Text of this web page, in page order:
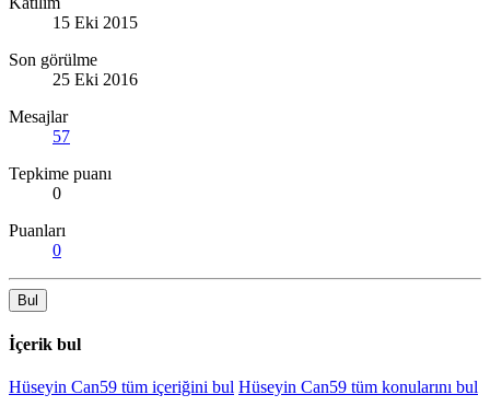
15 Eki 2015
Son görülme
25 Eki 2016
Mesajlar
57
Tepkime puanı
0
Puanları
0
Bul
İçerik bul
Hüseyin Can59 tüm içeriğini bul Hüseyin Can59 tüm konularını bul